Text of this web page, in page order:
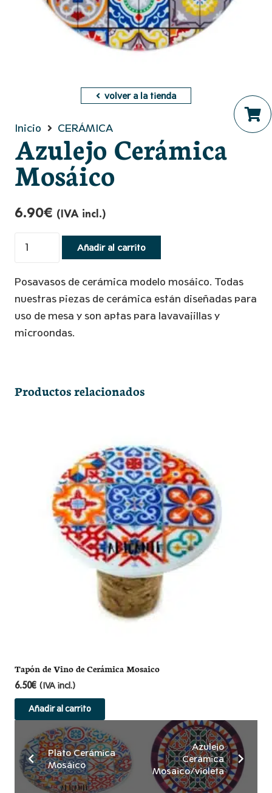
volver a la tienda
Inicio CERÁMICA
Azulejo Cerámica
Mosáico
6.90€ (IVA incl.)
Añadir al carrito
Posavasos de cerámica modelo mosáico. Todas
nuestras piezas de cerámica están diseñadas para
uso de mesa y son aptas para lavavajillas y
microondas.
Productos relacionados
Tapón de Vino de Cerámica Mosaico
6.50€ (IVA incl.)
Añadir al carrito
Plato Cerámica
Mosáico
Azulejo
Cerámica
Mosaico/violeta